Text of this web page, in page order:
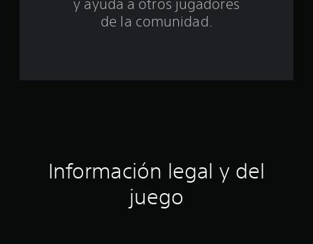
i
e
y ayuda a otros jugadores
de la comunidad.
Información legal y del
juego